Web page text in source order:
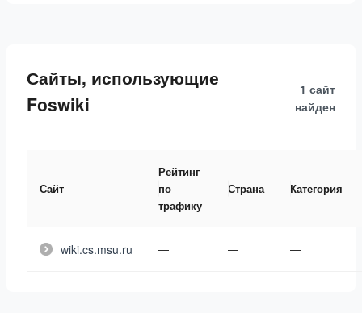
Сайты, использующие
Foswiki
1 сайт
найден
Сайт
Рейтинг
по
трафику
Страна Категория
wiki.cs.msu.ru — — —